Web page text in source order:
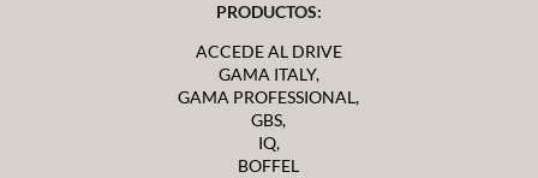
PRODUCTOS:
ACCEDE AL DRIVE
GAMA ITALY,
GAMA PROFESSIONAL,
GBS,
IQ,
BOFFEL